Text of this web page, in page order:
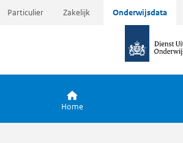
Ga
Particulier Zakelijk Onderwijsdata
de
Home